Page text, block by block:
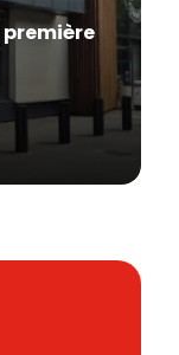
première